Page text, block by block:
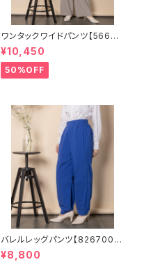
ワンタックワイドパンツ【56670
01】SET可
¥10,450
50%OFF
バレルレッグパンツ【826700
3】
¥8,800